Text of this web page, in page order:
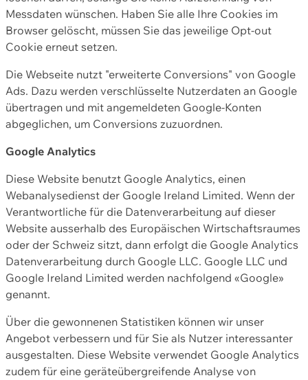
Messdaten wünschen. Haben Sie alle Ihre Cookies im
Browser gelöscht, müssen Sie das jeweilige Opt-out
Cookie erneut setzen.
Die Webseite nutzt "erweiterte Conversions" von Google
Ads. Dazu werden verschlüsselte Nutzerdaten an Google
übertragen und mit angemeldeten Google-Konten
abgeglichen, um Conversions zuzuordnen.
Google Analytics
Diese Website benutzt Google Analytics, einen
Webanalysedienst der Google Ireland Limited. Wenn der
Verantwortliche für die Datenverarbeitung auf dieser
Website ausserhalb des Europäischen Wirtschaftsraumes
oder der Schweiz sitzt, dann erfolgt die Google Analytics
Datenverarbeitung durch Google LLC. Google LLC und
Google Ireland Limited werden nachfolgend «Google»
genannt.
Über die gewonnenen Statistiken können wir unser
Angebot verbessern und für Sie als Nutzer interessanter
ausgestalten. Diese Website verwendet Google Analytics
zudem für eine geräteübergreifende Analyse von